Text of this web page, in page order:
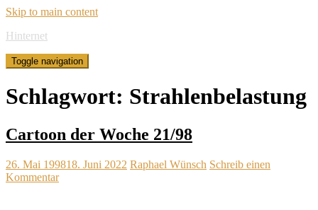
Skip to main content
Hinternet
Toggle navigation
Schlagwort: Strahlenbelastung
Cartoon der Woche 21/98
26. Mai 199818. Juni 2022 Raphael Wünsch Schreib einen
Kommentar